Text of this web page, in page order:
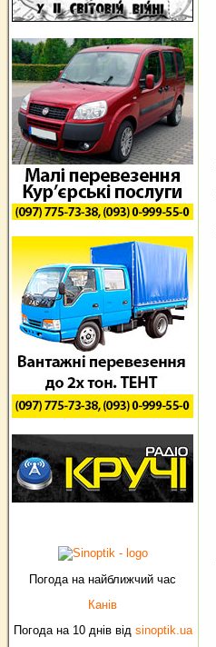
Погода на найближчий час
Канів
Погода на 10 днів від sinoptik.ua